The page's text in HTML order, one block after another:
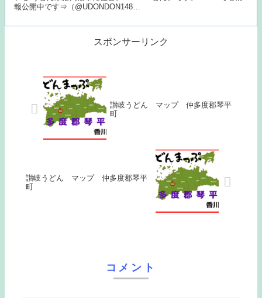
報公開中です⇒（@UDONDON148…
スポンサーリンク
讃岐うどん マップ 仲多度郡琴平
町
讃岐うどん マップ 仲多度郡琴平
町
コメント